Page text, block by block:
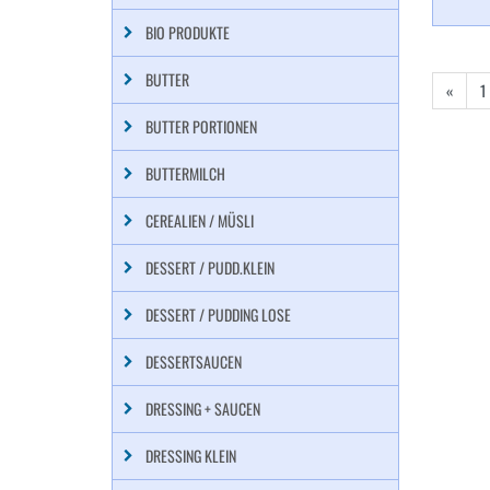
« 1
BIO PRODUKTE
BUTTER
BUTTER PORTIONEN
BUTTERMILCH
CEREALIEN / MÜSLI
DESSERT / PUDD.KLEIN
DESSERT / PUDDING LOSE
DESSERTSAUCEN
DRESSING + SAUCEN
DRESSING KLEIN